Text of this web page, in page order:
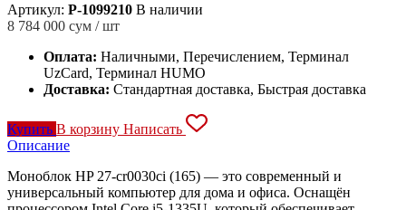
Артикул: P-1099210 В наличии
8 784 000 сум / шт
Оплата: Наличными, Перечислением, Терминал
UzCard, Терминал HUMO
Доставка: Стандартная доставка, Быстрая доставка
Купить В корзину Написать
Описание
Моноблок HP 27-cr0030ci (165) — это современный и
универсальный компьютер для дома и офиса. Оснащён